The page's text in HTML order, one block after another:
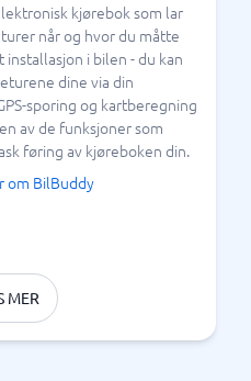
kjørebok som lar
når og hvor du måtte
i bilen - du kan
dine via din
sporing og kartberegning
av de funksjoner som
føring av kjøreboken din.
om BilBuddy
MER